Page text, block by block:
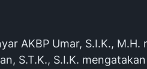
AKBP Umar, S.I.K.,
S.T.K., S.I.K.